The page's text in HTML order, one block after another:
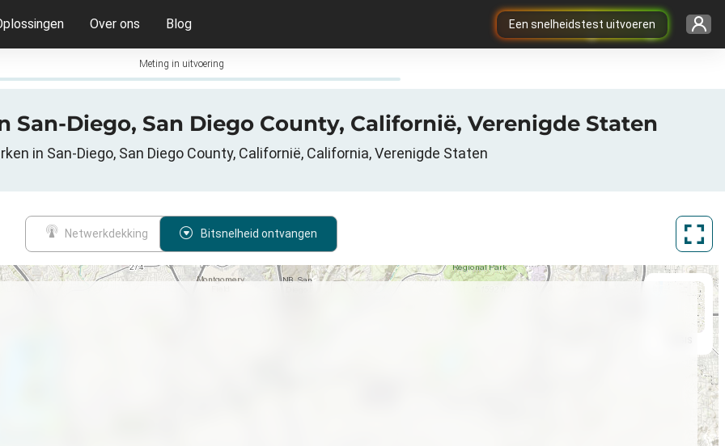
Een snelheidstest uitvoeren
Over ons Blog
Meting in uitvoering
San-Diego, San Diego County, Californië, Verenigde Staten
in San-Diego, San Diego County, Californië, California, Verenigde Staten
Netwerkdekking Bitsnelheid ontvangen